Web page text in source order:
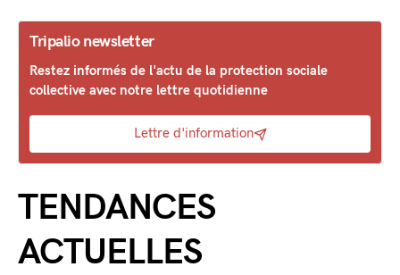
Tripalio newsletter
Restez informés de l'actu de la protection sociale
collective avec notre lettre quotidienne
Lettre d'information
TENDANCES
ACTUELLES